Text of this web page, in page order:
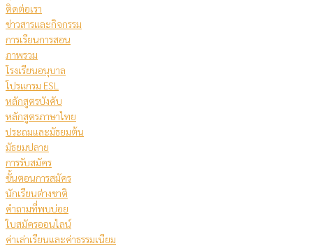
ติดต่อเรา
ข่าวสารและกิจกรรม
การเรียนการสอน
ภาพรวม
โรงเรียนอนุบาล
โปรแกรม ESL
หลักสูตรบังคับ
หลักสูตรภาษาไทย
ประถมและมัธยมต้น
มัธยมปลาย
การรับสมัคร
ขั้นตอนการสมัคร
นักเรียนต่างชาติ
คําถามที่พบบ่อย
ใบสมัครออนไลน์
ค่าเล่าเรียนและค่าธรรมเนียม